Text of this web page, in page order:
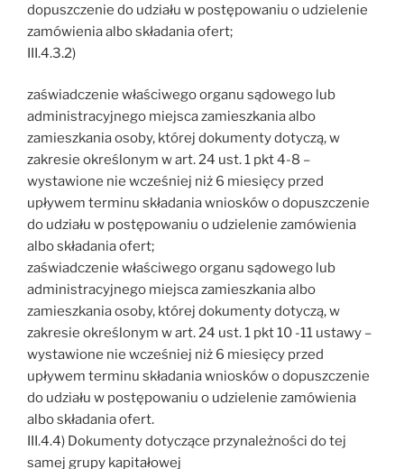
dopuszczenie do udziału w postępowaniu o udzielenie
zamówienia albo składania ofert;
III.4.3.2)
zaświadczenie właściwego organu sądowego lub
administracyjnego miejsca zamieszkania albo
zamieszkania osoby, której dokumenty dotyczą, w
zakresie określonym w art. 24 ust. 1 pkt 4-8 –
wystawione nie wcześniej niż 6 miesięcy przed
upływem terminu składania wniosków o dopuszczenie
do udziału w postępowaniu o udzielenie zamówienia
albo składania ofert;
zaświadczenie właściwego organu sądowego lub
administracyjnego miejsca zamieszkania albo
zamieszkania osoby, której dokumenty dotyczą, w
zakresie określonym w art. 24 ust. 1 pkt 10 -11 ustawy –
wystawione nie wcześniej niż 6 miesięcy przed
upływem terminu składania wniosków o dopuszczenie
do udziału w postępowaniu o udzielenie zamówienia
albo składania ofert.
III.4.4) Dokumenty dotyczące przynależności do tej
samej grupy kapitałowej